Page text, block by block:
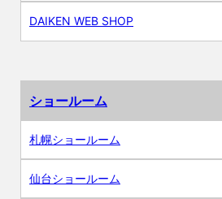
DAIKEN WEB SHOP
ショールーム
札幌ショールーム
仙台ショールーム